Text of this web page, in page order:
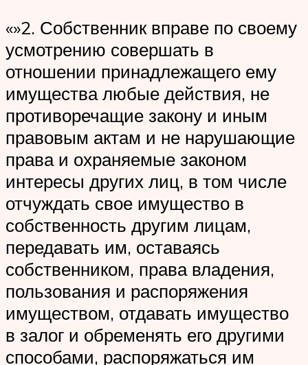
«»2. Собственник вправе по своему
усмотрению совершать в
отношении принадлежащего ему
имущества любые действия, не
противоречащие закону и иным
правовым актам и не нарушающие
права и охраняемые законом
интересы других лиц, в том числе
отчуждать свое имущество в
собственность другим лицам,
передавать им, оставаясь
собственником, права владения,
пользования и распоряжения
имуществом, отдавать имущество
в залог и обременять его другими
способами, распоряжаться им